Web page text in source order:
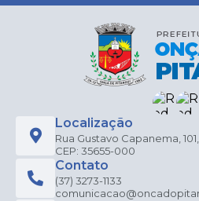
Localização
Rua Gustavo Capanema,
CEP: 35655-000
Contato
(37) 3273-1133